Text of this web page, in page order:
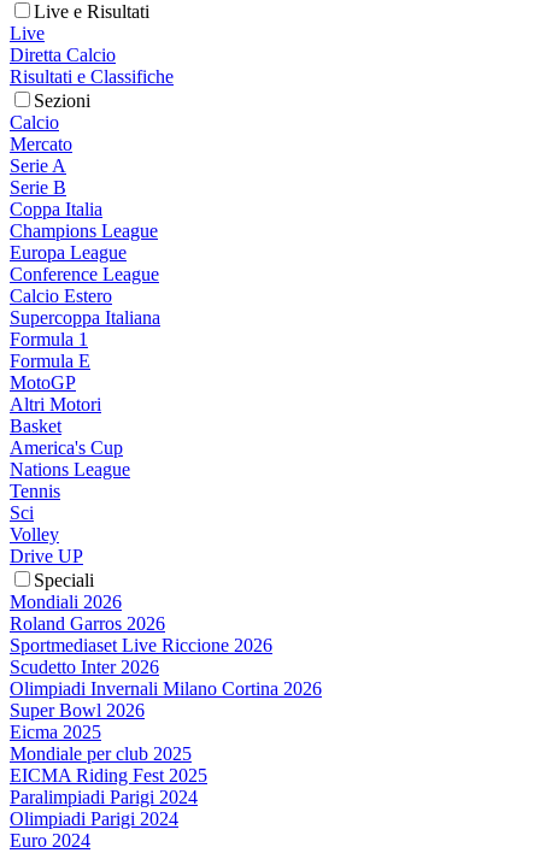
Live e Risultati
Live
Diretta Calcio
Risultati e Classifiche
Sezioni
Calcio
Mercato
Serie A
Serie B
Coppa Italia
Champions League
Europa League
Conference League
Calcio Estero
Supercoppa Italiana
Formula 1
Formula E
MotoGP
Altri Motori
Basket
America's Cup
Nations League
Tennis
Sci
Volley
Drive UP
Speciali
Mondiali 2026
Roland Garros 2026
Sportmediaset Live Riccione 2026
Scudetto Inter 2026
Olimpiadi Invernali Milano Cortina 2026
Super Bowl 2026
Eicma 2025
Mondiale per club 2025
EICMA Riding Fest 2025
Paralimpiadi Parigi 2024
Olimpiadi Parigi 2024
Euro 2024